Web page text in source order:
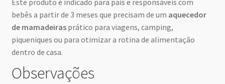
Este produto é indicado para pais e responsáveis com
bebês a partir de 3 meses que precisam de um aquecedor
de mamadeirasprático para viagens, camping,
piqueniques ou para otimizar a rotina de alimentação
dentro de casa.
Observações